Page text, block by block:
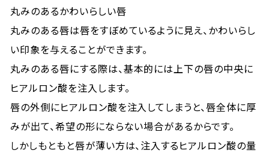
丸みのあるかわいらしい唇
丸みのある唇は唇をすぼめているように見え、かわいらし
い印象を与えることができます。
丸みのある唇にする際は、基本的には上下の唇の中央に
ヒアルロン酸を注入します。
唇の外側にヒアルロン酸を注入してしまうと、唇全体に厚
みが出て、希望の形にならない場合があるからです。
しかしもともと唇が薄い方は、注入するヒアルロン酸の量